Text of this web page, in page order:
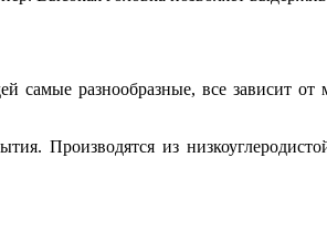
самые разнообразные, все зависит от
Производятся из